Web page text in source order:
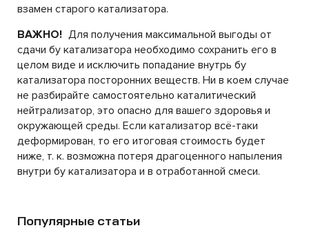
взамен старого катализатора.
ВАЖНО! Для получения максимальной выгоды от
сдачи бу катализатора необходимо сохранить его в
целом виде и исключить попадание внутрь бу
катализатора посторонних веществ. Ни в коем случае
не разбирайте самостоятельно каталитический
нейтрализатор, это опасно для вашего здоровья и
окружающей среды. Если катализатор всё-таки
деформирован, то его итоговая стоимость будет
ниже, т. к. возможна потеря драгоценного напыления
внутри бу катализатора и в отработанной смеси.
Популярные статьи